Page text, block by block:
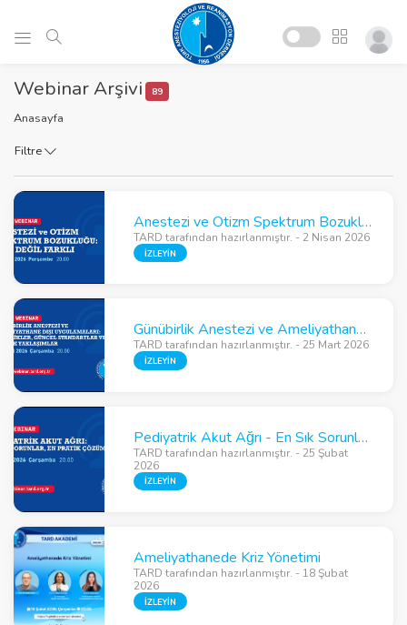
Webinar Arşivi 89
Anasayfa
Filtre
Anestezi ve Otizm Spektrum Bozukluğu: Zor Değil Farklı
TARD tarafından hazırlanmıştır. - 2 Nisan 2026
İZLEYİN
Günübirlik Anestezi ve Ameliyathane Dışı Uygulamaları
TARD tarafından hazırlanmıştır. - 25 Mart 2026
İZLEYİN
Pediyatrik Akut Ağrı - En Sık Sorunlar En Pratik Çözümler
TARD tarafından hazırlanmıştır. - 25 Şubat
2026
İZLEYİN
Ameliyathanede Kriz Yönetimi
TARD tarafından hazırlanmıştır. - 18 Şubat
2026
İZLEYİN